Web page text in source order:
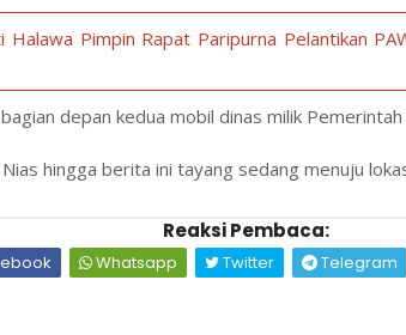
Halawa Pimpin Rapat Paripurna Pelantikan
depan kedua mobil dinas milik
hingga berita ini tayang sedang menuju
Reaksi Pembaca:
Whatsapp Twitter Telegram